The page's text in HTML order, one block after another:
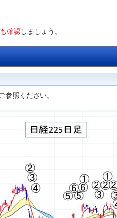
確認しましょう。
照ください。